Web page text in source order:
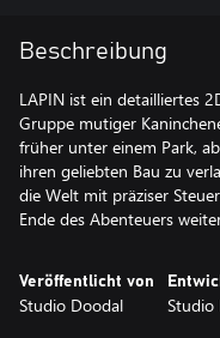
Beschreibung
LAPIN ist ein detailliertes
Gruppe mutiger
früher unter einem Park,
ihren geliebten Bau zu
die Welt mit präziser
Ende des Abenteuers
Veröffentlicht von
Studio Doodal Studio